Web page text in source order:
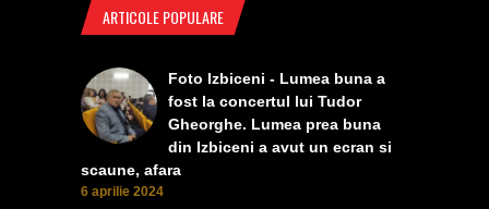
ARTICOLE POPULARE
Foto Izbiceni - Lumea buna a
fost la concertul lui Tudor
Gheorghe. Lumea prea buna
din Izbiceni a avut un ecran si
scaune, afara
6 aprilie 2024